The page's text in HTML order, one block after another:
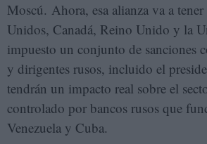
Moscú. Ahora, esa alianza va a
Unidos, Canadá, Reino Unido y la
impuesto un conjunto de sanciones
y dirigentes rusos, incluido el
tendrán un impacto real sobre el
controlado por bancos rusos que
Venezuela y Cuba.